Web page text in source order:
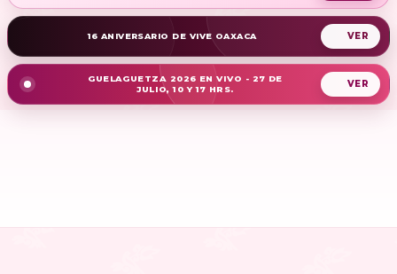
16 ANIVERSARIO DE VIVE OAXACA
GUELAGUETZA 2026 EN VIVO - 27 DE
JULIO, 10 Y 17 HRS.